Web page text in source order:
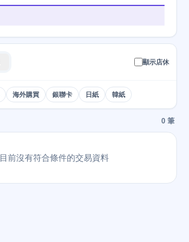
顯示店休
海外購買 銀聯卡 日紙 韓紙
0 筆
目前沒有符合條件的交易資料